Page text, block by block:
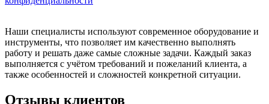
Наши специалисты используют современное оборудование и
инструменты, что позволяет им качественно выполнять
работу и решать даже самые сложные задачи. Каждый заказ
выполняется с учётом требований и пожеланий клиента, а
также особенностей и сложностей конкретной ситуации.
Отзывы клиентов